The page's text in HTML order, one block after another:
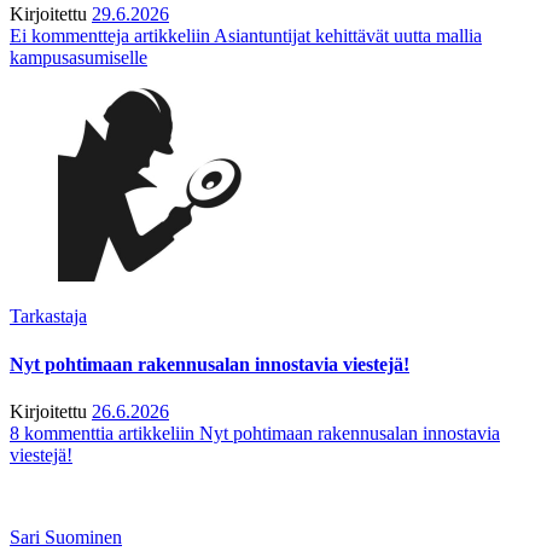
Kirjoitettu 29.6.2026
Ei kommentteja artikkeliin Asiantuntijat kehittävät uutta mallia
kampusasumiselle
Tarkastaja
Nyt pohtimaan rakennusalan innostavia viestejä!
Kirjoitettu 26.6.2026
8 kommenttia artikkeliin Nyt pohtimaan rakennusalan innostavia
viestejä!
Sari Suominen